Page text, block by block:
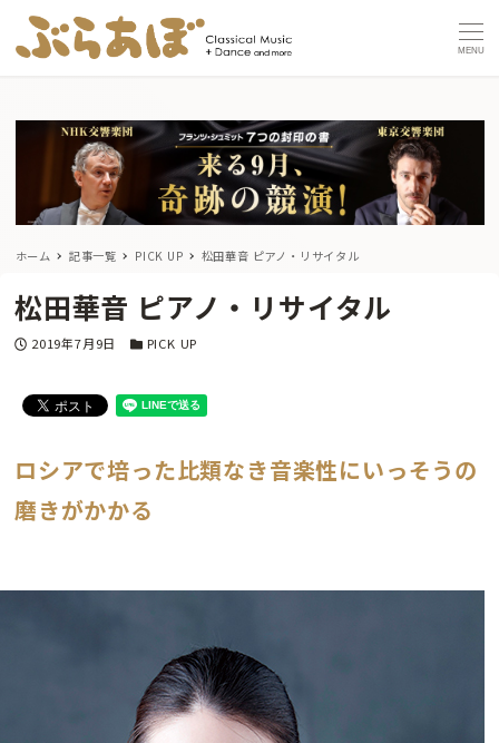
MENU
ホーム 記事一覧 PICK UP 松田華音 ピアノ・リサイタル
松田華音 ピアノ・リサイタル
投稿日
2019年7月9日 カテゴリー
PICK UP
ロシアで培った比類なき音楽性にいっそうの
磨きがかかる